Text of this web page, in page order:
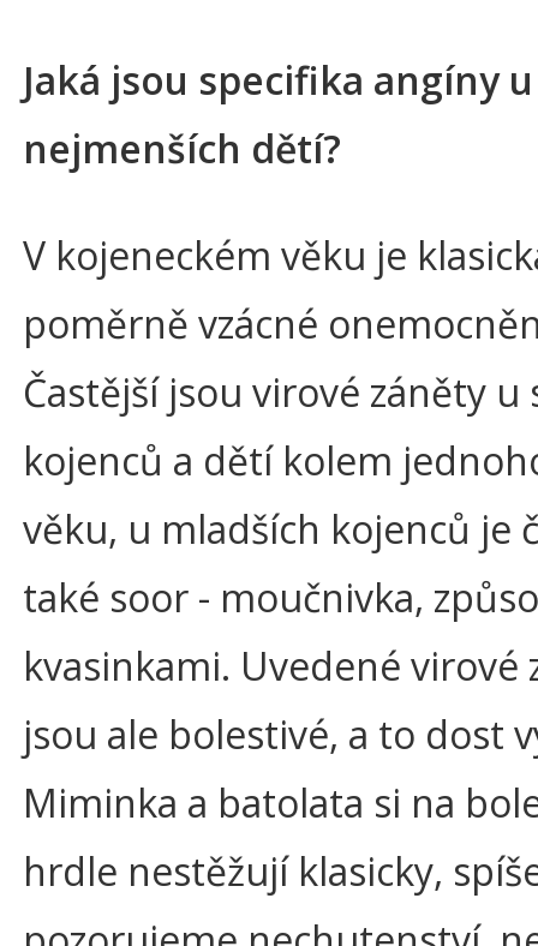
Jaká jsou specifika angíny u
nejmenších dětí?
V kojeneckém věku je
poměrně vzácné
Častější jsou virové záněty u
kojenců a dětí kolem
věku, u mladších kojenců je
také soor - moučnivka,
kvasinkami. Uvedené virové
jsou ale bolestivé, a to dost
Miminka a batolata si na
hrdle nestěžují klasicky,